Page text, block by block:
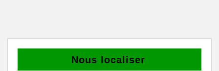
Nous localiser